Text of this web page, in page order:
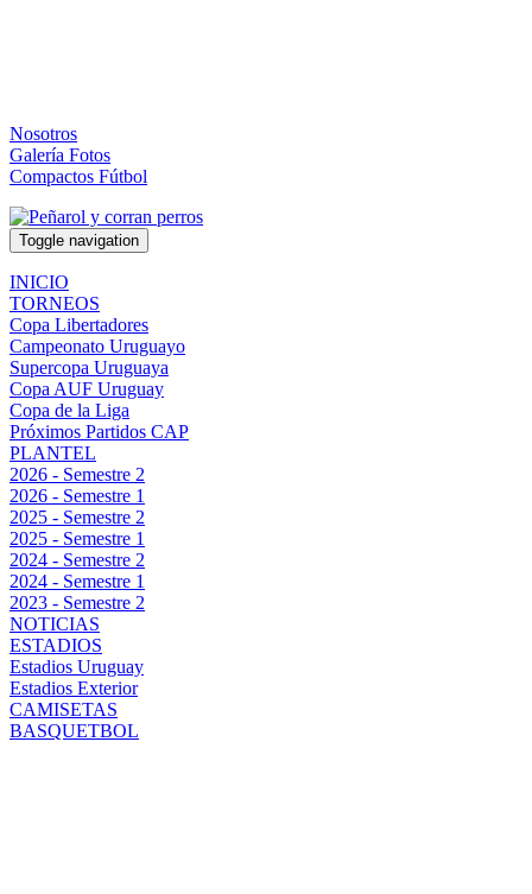
Nosotros
Galería Fotos
Compactos Fútbol
Toggle navigation
INICIO
TORNEOS
Copa Libertadores
Campeonato Uruguayo
Supercopa Uruguaya
Copa AUF Uruguay
Copa de la Liga
Próximos Partidos CAP
PLANTEL
2026 - Semestre 2
2026 - Semestre 1
2025 - Semestre 2
2025 - Semestre 1
2024 - Semestre 2
2024 - Semestre 1
2023 - Semestre 2
NOTICIAS
ESTADIOS
Estadios Uruguay
Estadios Exterior
CAMISETAS
BASQUETBOL